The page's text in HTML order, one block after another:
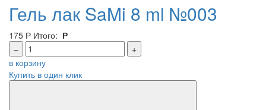
Гель лак SaMi 8 ml №003
175 Р Итого: Р
–
+
в корзину
Купить в один клик